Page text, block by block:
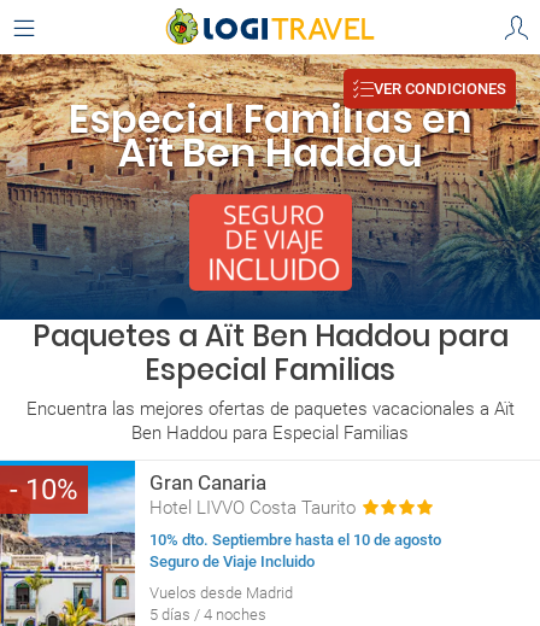
Especial Familias en
Aït Ben Haddou
VER CONDICIONES
Paquetes a Aït Ben Haddou para
Especial Familias
Encuentra las mejores ofertas de paquetes vacacionales a Aït
Ben Haddou para Especial Familias
10 Gran Canaria
Hotel LIVVO Costa Taurito
10% dto. Septiembre hasta el 10 de agosto
Seguro de Viaje Incluido
Vuelos desde Madrid
5 días / 4 noches